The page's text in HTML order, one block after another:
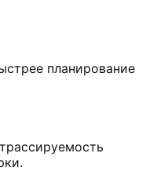
планирование